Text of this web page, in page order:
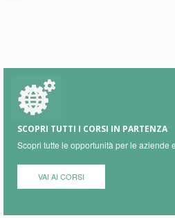
SCOPRI TUTTI I CORSI IN PARTENZA
Scopri tutte le opportunità per le aziende
VAI AI CORSI